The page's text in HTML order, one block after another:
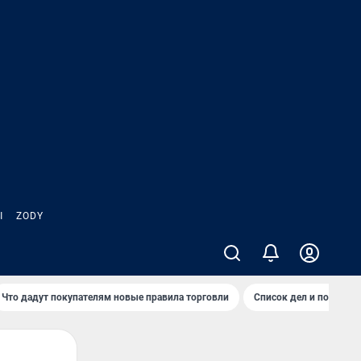
ZODY
Что дадут покупателям новые правила торговли Список дел и покупок